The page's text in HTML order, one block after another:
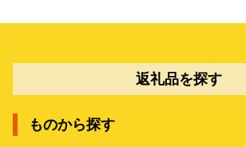
返礼品を探す
ものから探す